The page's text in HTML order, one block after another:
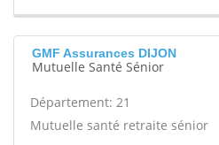
GMF Assurances DIJON
Mutuelle Santé Sénior
Département: 21
Mutuelle santé retraite sénior